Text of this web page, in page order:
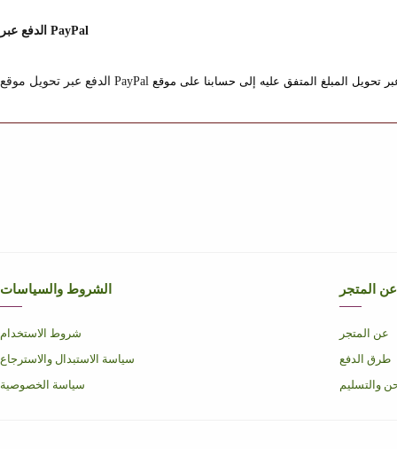
الدفع عبر PayPal
الشروط والسياسات
شروط الاستخدام
سياسة الاستبدال والاسترجاع
سياسة الخصوصية
عن المتجر
عن المتجر
طرق الدفع
والتسليم